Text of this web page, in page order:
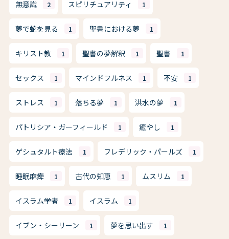
無意識 2 スピリチュアリティ 1
夢で蛇を見る 1 聖書における夢 1
キリスト教 1 聖書の夢解釈 1 聖書 1
セックス 1 マインドフルネス 1 不安 1
ストレス 1 落ちる夢 1 洪水の夢 1
パトリシア・ガーフィールド 1 癒やし 1
ゲシュタルト療法 1 フレデリック・パールズ 1
睡眠麻痺 1 古代の知恵 1 ムスリム 1
イスラム学者 1 イスラム 1
イブン・シーリーン 1 夢を思い出す 1